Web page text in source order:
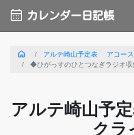
calendar_month カレンダー日記帳
home アルテ崎山予定表 アコース
◆ひがっすのひとつなぎラジオ
アルテ崎山予
クラ